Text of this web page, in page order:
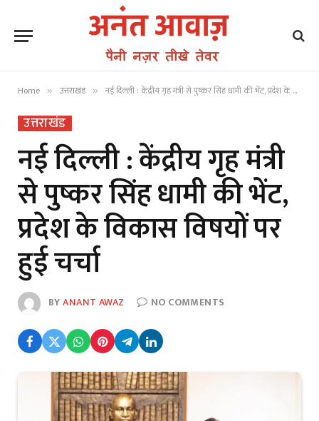
Home » उत्तराखंड » नई दिल्ली : केंद्रीय गृह मंत्री से पुष्कर सिंह धामी की भेंट, प्रदेश के विकास विषयों पर हुई चर्चा
उत्तराखंड
नई दिल्ली : केंद्रीय गृह मंत्री
से पुष्कर सिंह धामी की भेंट,
प्रदेश के विकास विषयों पर
हुई चर्चा
BYANANT AWAZ NO COMMENTS